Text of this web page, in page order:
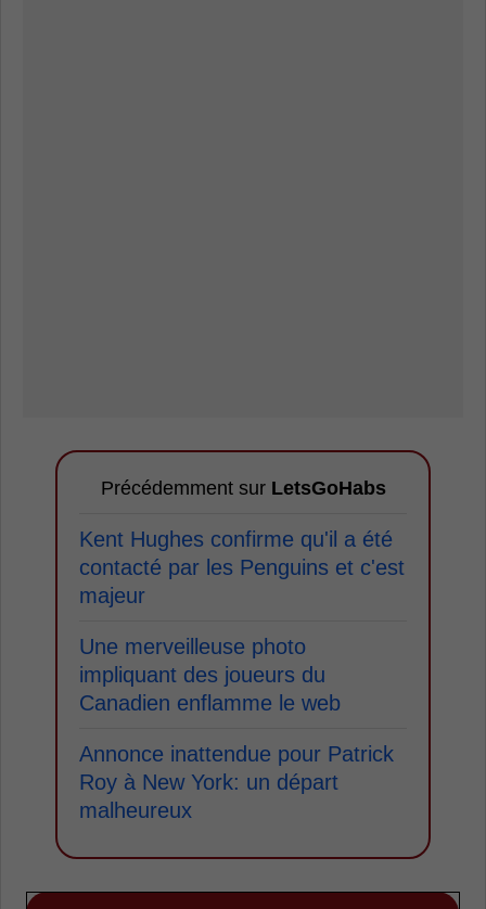
Précédemment sur LetsGoHabs
Kent Hughes confirme qu'il a été
contacté par les Penguins et c'est
majeur
Une merveilleuse photo
impliquant des joueurs du
Canadien enflamme le web
Annonce inattendue pour Patrick
Roy à New York: un départ
malheureux